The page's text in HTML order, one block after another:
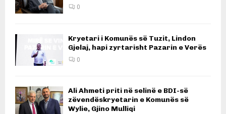
0
Kryetari i Komunës së Tuzit, Lindon
Gjelaj, hapi zyrtarisht Pazarin e Verës
0
Ali Ahmeti priti në selinë e BDI-së
zëvendëskryetarin e Komunës së
Wylie, Gjino Mulliqi